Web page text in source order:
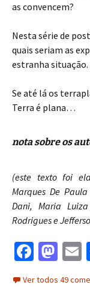
as convencem?
Nesta série de
quais seriam as
estranha situação.
Se até lá os
Terra é plana…
nota sobre os
(este texto foi
Marques De
Dani, Maria
Rodrigues e
Fa
ce
b
M
as
to
Ver todos 49